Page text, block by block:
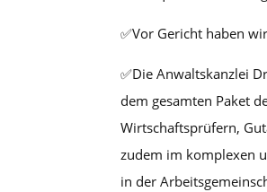
✅Vor Gericht haben
✅Die Anwaltskanzlei
dem gesamten Paket
Wirtschaftsprüfern,
zudem im komplexen
in der